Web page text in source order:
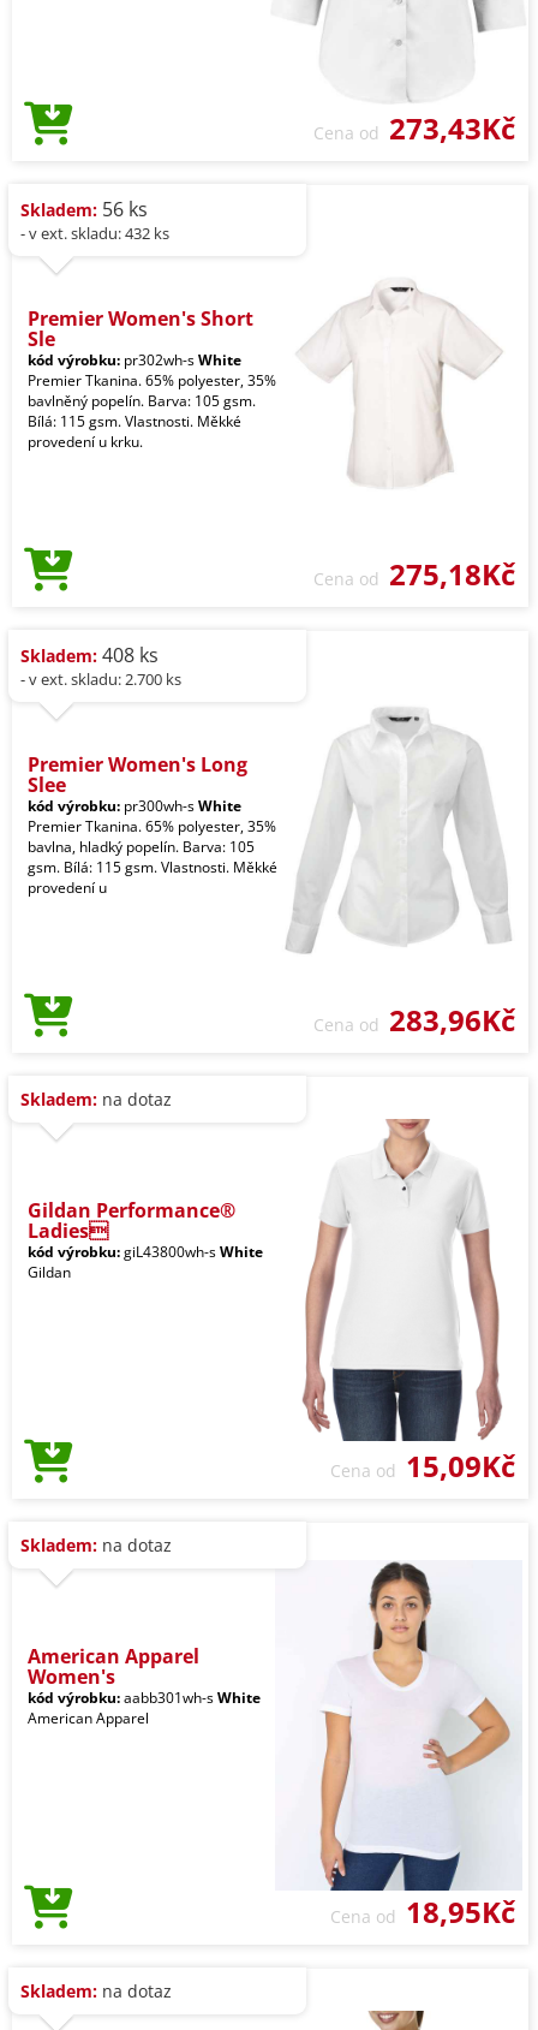
Cena od 273,43Kč
Skladem: 56 ks
- v ext. skladu: 432 ks
Premier Women's Short
Sle
kód výrobku: pr302wh-sWhite
Premier Tkanina. 65% polyester, 35%
bavlněný popelín. Barva: 105 gsm.
Bílá: 115 gsm. Vlastnosti. Měkké
provedení u krku.
Cena od 275,18Kč
Skladem: 408 ks
- v ext. skladu: 2.700 ks
Premier Women's Long
Slee
kód výrobku: pr300wh-sWhite
Premier Tkanina. 65% polyester, 35%
bavlna, hladký popelín. Barva: 105
gsm. Bílá: 115 gsm. Vlastnosti. Měkké
provedení u
Cena od 283,96Kč
Skladem: na dotaz
Gildan Performance®
Ladies
kód výrobku:giL43800wh-sWhite
Gildan
Cena od 15,09Kč
Skladem: na dotaz
American Apparel
Women's
kód výrobku:aabb301wh-sWhite
American Apparel
Cena od 18,95Kč
Skladem: na dotaz